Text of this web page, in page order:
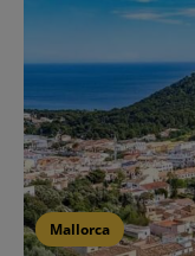
Mallorca